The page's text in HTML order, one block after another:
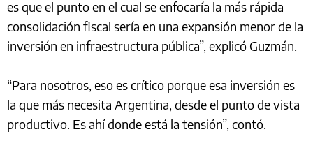
es que el punto en el cual se enfocaría la más rápida
consolidación fiscal sería en una expansión menor de la
inversión en infraestructura pública”, explicó Guzmán.
“Para nosotros, eso es crítico porque esa inversión es
la que más necesita Argentina, desde el punto de vista
productivo. Es ahí donde está la tensión”, contó.